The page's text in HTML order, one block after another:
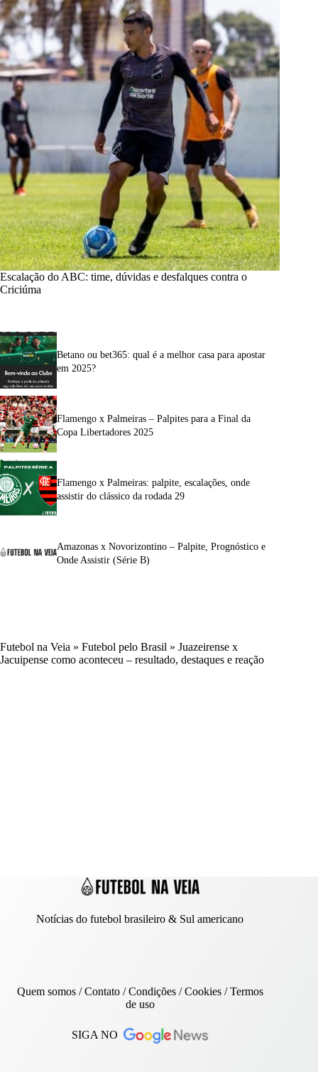
Escalação do ABC: time, dúvidas e desfalques contra o
Criciúma
Betano ou bet365: qual é a melhor casa para apostar
em 2025?
Flamengo x Palmeiras – Palpites para a Final da
Copa Libertadores 2025
Flamengo x Palmeiras: palpite, escalações, onde
assistir do clássico da rodada 29
Amazonas x Novorizontino – Palpite, Prognóstico e
Onde Assistir (Série B)
Futebol na Veia » Futebol pelo Brasil » Juazeirense x
Jacuipense como aconteceu – resultado, destaques e reação
Notícias do futebol brasileiro & Sul americano
Quem somos/Contato/ Condições /Cookies/Termos
de uso
SIGA NO